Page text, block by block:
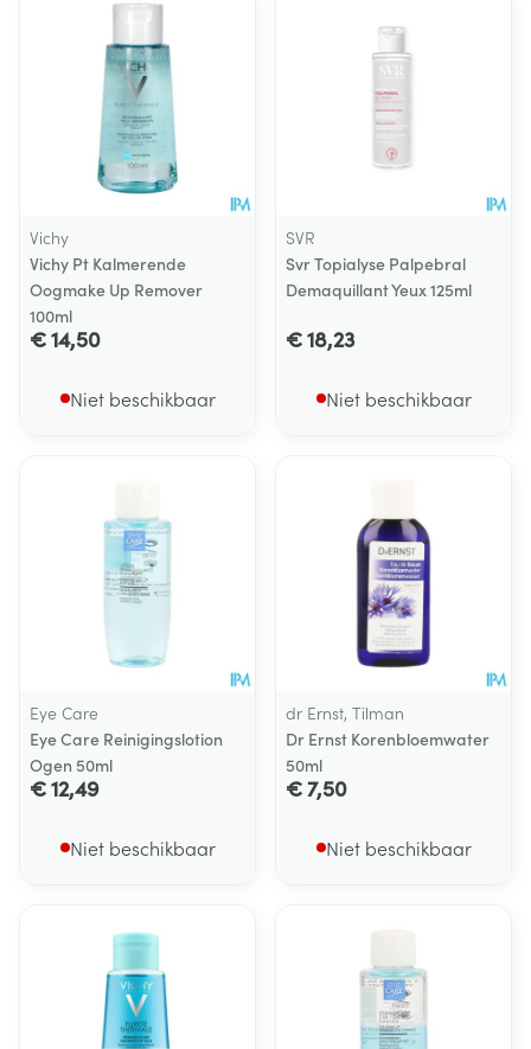
Vichy
Vichy Pt Kalmerende
Oogmake Up Remover
100ml
€ 14,50
Niet beschikbaar
SVR
Svr Topialyse Palpebral
Demaquillant Yeux 125ml
€ 18,23
Niet beschikbaar
Eye Care
Eye Care Reinigingslotion
Ogen 50ml
€ 12,49
Niet beschikbaar
dr Ernst, Tilman
Dr Ernst Korenbloemwater
50ml
€ 7,50
Niet beschikbaar